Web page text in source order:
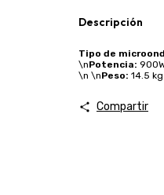
Descripción
Tipo de
\nPotencia:
\n \nPeso: 14.5
Compartir